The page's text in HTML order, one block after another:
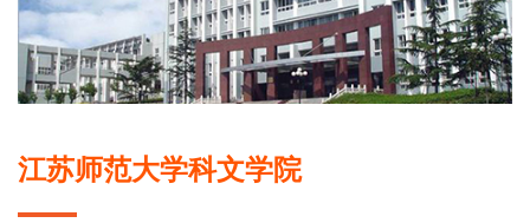
江苏师范大学科文学院